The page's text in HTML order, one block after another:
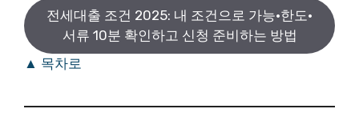
전세대출 조건 2025: 내 조건으로 가능·한도·
서류 10분 확인하고 신청 준비하는 방법
▲ 목차로